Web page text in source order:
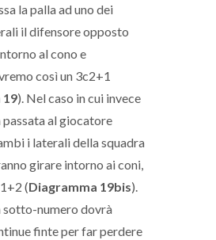
la palla ad uno dei
il difensore opposto
al cono e
così un 3c2+1
19). Nel caso in cui invece
passata al giocatore
i laterali della squadra
girare intorno ai coni,
(Diagramma 19bis).
sotto-numero dovrà
finte per far perdere